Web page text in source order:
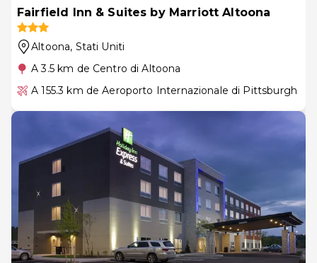
Fairfield Inn & Suites by Marriott Altoona
Altoona, Stati Uniti
A 3.5 km de Centro di Altoona
A 155.3 km de Aeroporto Internazionale di Pittsburgh